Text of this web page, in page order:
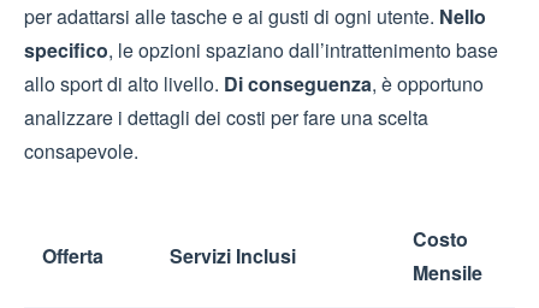
per adattarsi alle tasche e ai gusti di ogni utente. Nello
specifico, le opzioni spaziano dall’intrattenimento base
allo sport di alto livello. Di conseguenza, è opportuno
analizzare i dettagli dei costi per fare una scelta
consapevole.
Offerta Servizi Inclusi
Costo
Mensile